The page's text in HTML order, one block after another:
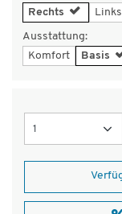
Rechts
Links
Ausstattung:
Komfort
Basis